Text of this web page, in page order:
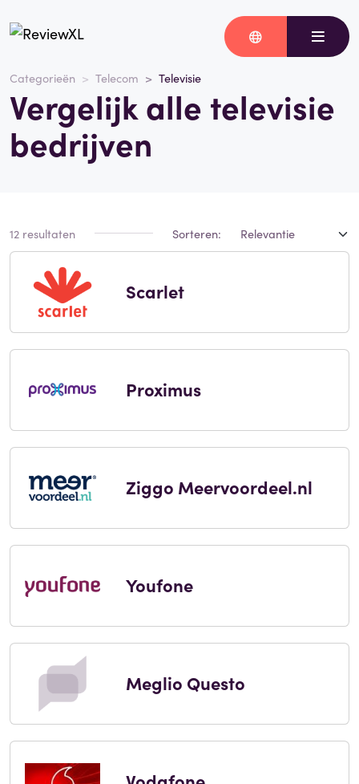
Categorieën Telecom Televisie
Vergelijk alle televisie
bedrijven
12 resultaten Sorteren:
Scarlet
Proximus
Ziggo Meervoordeel.nl
Youfone
Meglio Questo